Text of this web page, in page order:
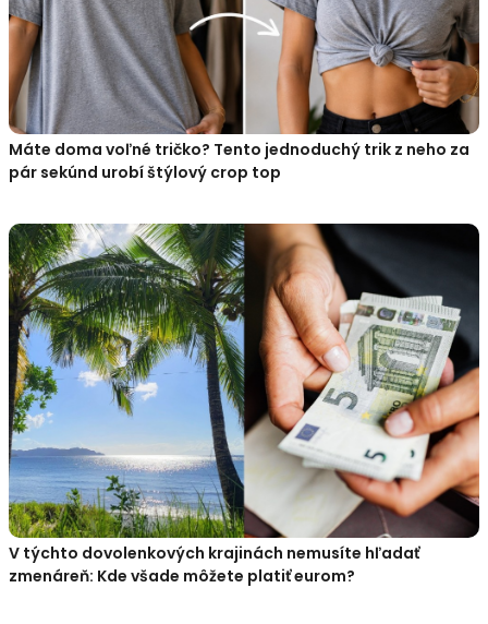
Máte doma voľné tričko? Tento jednoduchý trik z neho za
pár sekúnd urobí štýlový crop top
V týchto dovolenkových krajinách nemusíte hľadať
zmenáreň: Kde všade môžete platiť eurom?